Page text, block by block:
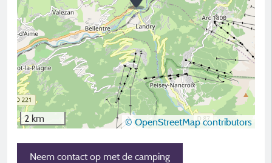
2 km © OpenStreetMap contributors
Neem contact op met de camping